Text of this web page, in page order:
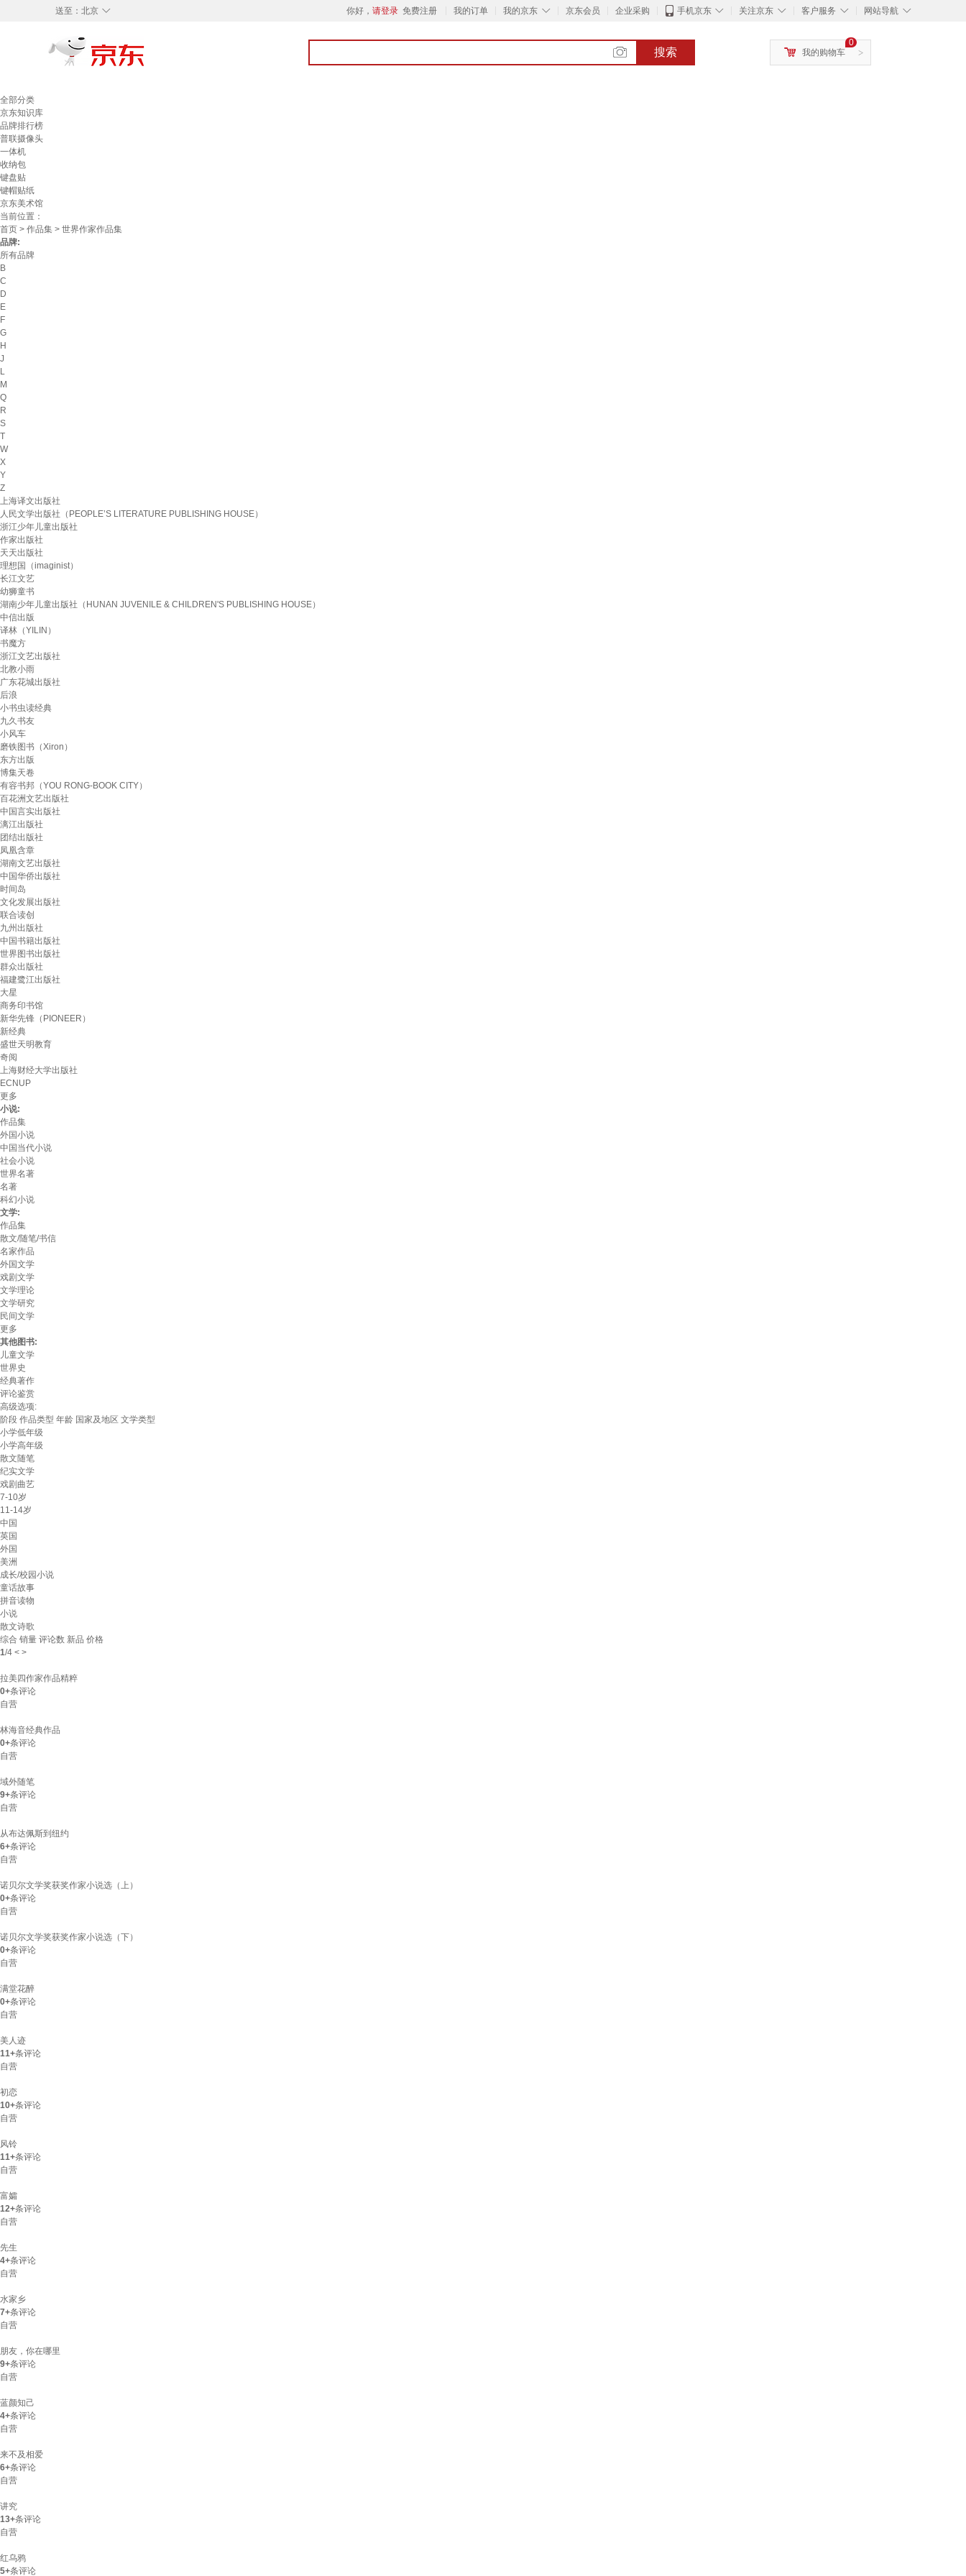
◇
送至： 北京 你好， 请登录 免费注册 我的订单 ◇
我的京东 京东会员 企业采购 ◇
手机京东 ◇
关注京东 ◇
客户服务 ◇
网站导航
搜索 >
0
我的购物车
全部分类
京东知识库
品牌排行榜
普联摄像头
一体机
收纳包
键盘贴
键帽贴纸
京东美术馆
当前位置：
首页 > 作品集 > 世界作家作品集
品牌:
所有品牌
B
C
D
E
F
G
H
J
L
M
Q
R
S
T
W
X
Y
Z
上海译文出版社
人民文学出版社（PEOPLE’S LITERATURE PUBLISHING HOUSE）
浙江少年儿童出版社
作家出版社
天天出版社
理想国（imaginist）
长江文艺
幼狮童书
湖南少年儿童出版社（HUNAN JUVENILE & CHILDREN'S PUBLISHING HOUSE）
中信出版
译林（YILIN）
书魔方
浙江文艺出版社
北教小雨
广东花城出版社
后浪
小书虫读经典
九久书友
小风车
磨铁图书（Xiron）
东方出版
博集天卷
有容书邦（YOU RONG-BOOK CITY）
百花洲文艺出版社
中国言实出版社
漓江出版社
团结出版社
凤凰含章
湖南文艺出版社
中国华侨出版社
时间岛
文化发展出版社
联合读创
九州出版社
中国书籍出版社
世界图书出版社
群众出版社
福建鹭江出版社
大星
商务印书馆
新华先锋（PIONEER）
新经典
盛世天明教育
奇阅
上海财经大学出版社
ECNUP
更多
小说:
作品集
外国小说
中国当代小说
社会小说
世界名著
名著
科幻小说
文学:
作品集
散文/随笔/书信
名家作品
外国文学
戏剧文学
文学理论
文学研究
民间文学
更多
其他图书:
儿童文学
世界史
经典著作
评论鉴赏
高级选项:
阶段 作品类型 年龄 国家及地区 文学类型
小学低年级
小学高年级
散文随笔
纪实文学
戏剧曲艺
7-10岁
11-14岁
中国
英国
外国
美洲
成长/校园小说
童话故事
拼音读物
小说
散文诗歌
综合 销量 评论数 新品 价格
1/4 < >
拉美四作家作品精粹
0+条评论
自营
林海音经典作品
0+条评论
自营
域外随笔
9+条评论
自营
从布达佩斯到纽约
6+条评论
自营
诺贝尔文学奖获奖作家小说选（上）
0+条评论
自营
诺贝尔文学奖获奖作家小说选（下）
0+条评论
自营
满堂花醉
0+条评论
自营
美人迹
11+条评论
自营
初恋
10+条评论
自营
风铃
11+条评论
自营
富孀
12+条评论
自营
先生
4+条评论
自营
水家乡
7+条评论
自营
朋友，你在哪里
9+条评论
自营
蓝颜知己
4+条评论
自营
来不及相爱
6+条评论
自营
讲究
13+条评论
自营
红乌鸦
5+条评论